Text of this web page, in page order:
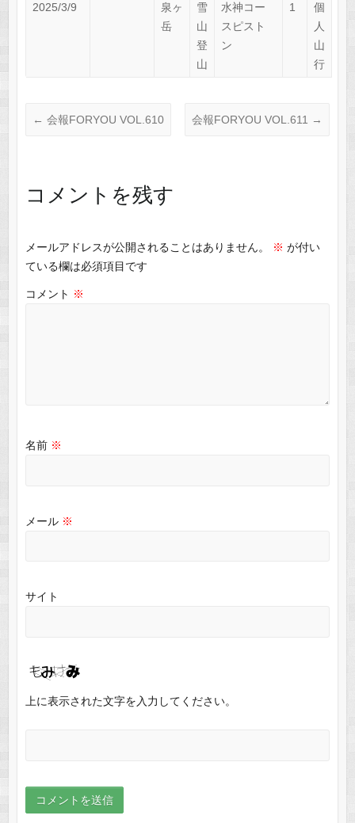
2025/3/9
泉ヶ
岳
雪
山
登
山
水神コー
スピスト
ン
1
個
人
山
行
← 会報FORYOU VOL.610 会報FORYOU VOL.611 →
コメントを残す
メールアドレスが公開されることはありません。 ※ が付い
ている欄は必須項目です
コメント ※
名前 ※
メール ※
サイト
上に表示された文字を入力してください。